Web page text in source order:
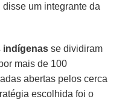
disse um integrante da
indígenas se dividiram
mais de 100
abertas pelos cerca
escolhida foi o